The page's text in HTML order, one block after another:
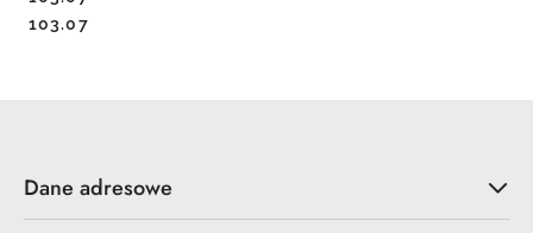
Cena:
Cena:
103.07
Dane adresowe